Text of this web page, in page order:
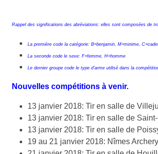
Rappel des significations des abréviations: elles sont composées de
La première code la catégorie: B=benjamin, M=minime,
La seconde code le sexe: F=femme, H=homme
Le dernier groupe code le type d'arme utilisé dans la
Nouvelles compétitions à venir.
13 janvier 2018: Tir en salle de
13 janvier 2018: Tir en salle de
13 janvier 2018: Tir en salle de
19 au 21 janvier 2018: Nîmes